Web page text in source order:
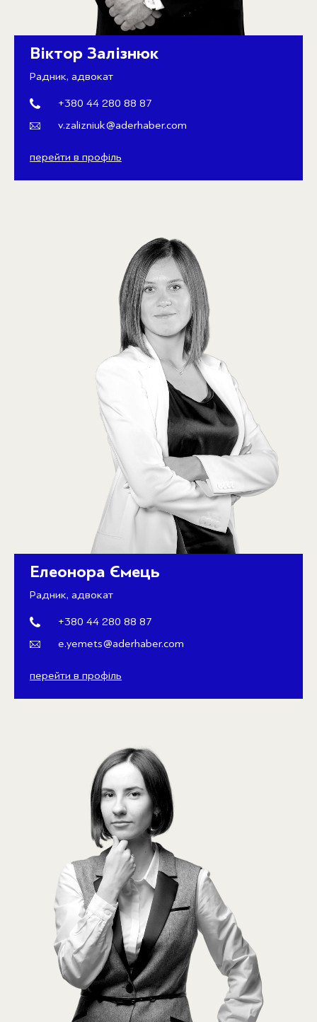
Віктор Залізнюк
Радник, адвокат
+380 44 280 88 87
v.zalizniuk@aderhaber.com
перейти в профіль
Елеонора Ємець
Радник, адвокат
+380 44 280 88 87
e.yemets@aderhaber.com
перейти в профіль